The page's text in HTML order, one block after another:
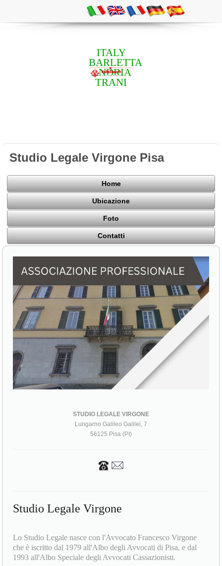
ITALY
BARLETTA
ANDRIA
TRANI
Studio Legale Virgone Pisa
Home
Ubicazione
Foto
Contatti
STUDIO LEGALE VIRGONE
Lungarno Galileo Galilei, 7
56125 Pisa (PI)
Studio Legale Virgone
Lo Studio Legale nasce con l'Avvocato Francesco Virgone
che è iscritto dal 1979 all'Albo degli Avvocati di Pisa, e dal
1993 all'Albo Speciale degli Avvocati Cassazionisti.